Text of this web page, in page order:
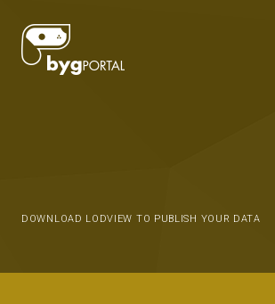
DOWNLOAD LODVIEW TO PUBLISH YOUR DATA